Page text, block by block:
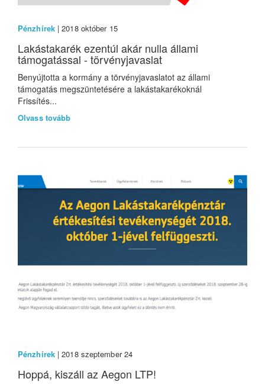
Pénzhírek| 2018 október 15
Lakástakarék ezentúl akár nulla állami
támogatással - törvényjavaslat
Benyújtotta a kormány a törvényjavaslatot az állami
támogatás megszüntetésére a lakástakarékoknál
Frissítés...
Olvass tovább
Pénzhírek| 2018 szeptember 24
Hoppá, kiszáll az Aegon LTP!